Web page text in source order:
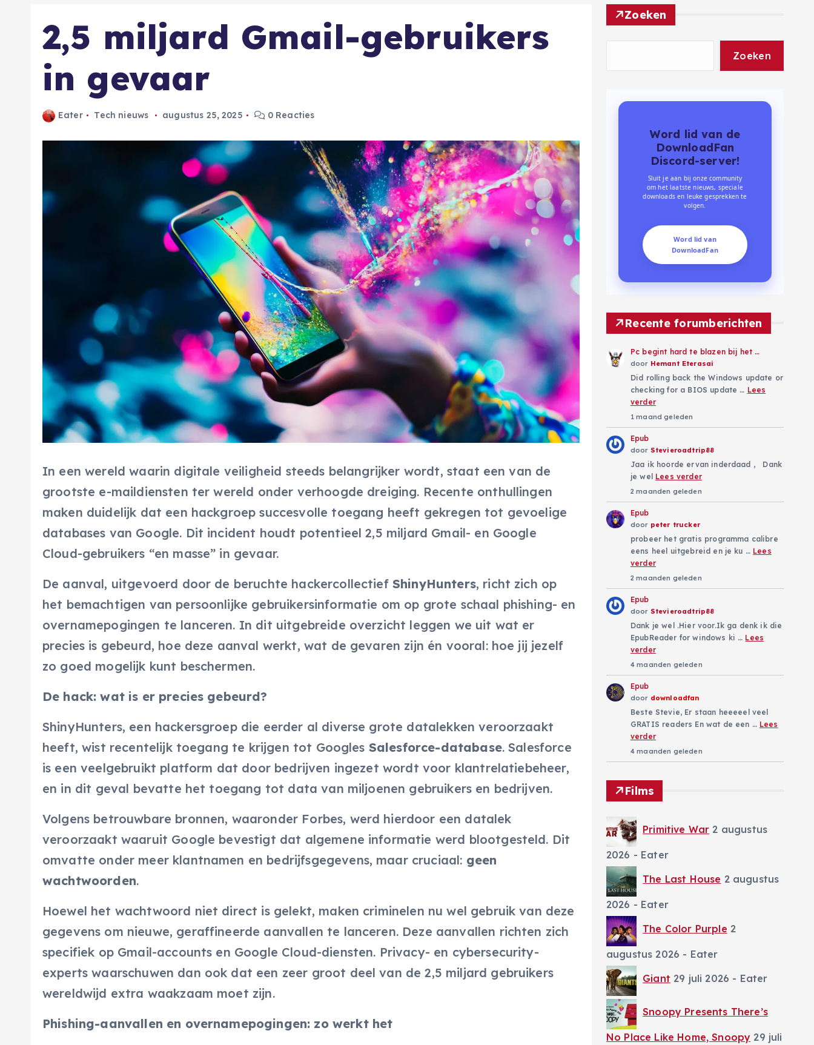
2,5 miljard Gmail-gebruikers
in gevaar
Eater Tech nieuws augustus 25, 2025 0 Reacties
In een wereld waarin digitale veiligheid steeds belangrijker wordt, staat een van de
grootste e-maildiensten ter wereld onder verhoogde dreiging. Recente onthullingen
maken duidelijk dat een hackgroep succesvolle toegang heeft gekregen tot gevoelige
databases van Google. Dit incident houdt potentieel 2,5 miljard Gmail- en Google
Cloud-gebruikers “en masse” in gevaar.
De aanval, uitgevoerd door de beruchte hackercollectief ShinyHunters, richt zich op
het bemachtigen van persoonlijke gebruikersinformatie om op grote schaal phishing- en
overnamepogingen te lanceren. In dit uitgebreide overzicht leggen we uit wat er
precies is gebeurd, hoe deze aanval werkt, wat de gevaren zijn én vooral: hoe jij jezelf
zo goed mogelijk kunt beschermen.
De hack: wat is er precies gebeurd?
ShinyHunters, een hackersgroep die eerder al diverse grote datalekken veroorzaakt
heeft, wist recentelijk toegang te krijgen tot Googles Salesforce-database. Salesforce
is een veelgebruikt platform dat door bedrijven ingezet wordt voor klantrelatiebeheer,
en in dit geval bevatte het toegang tot data van miljoenen gebruikers en bedrijven.
Volgens betrouwbare bronnen, waaronder Forbes, werd hierdoor een datalek
veroorzaakt waaruit Google bevestigt dat algemene informatie werd blootgesteld. Dit
omvatte onder meer klantnamen en bedrijfsgegevens, maar cruciaal: geen
wachtwoorden.
Hoewel het wachtwoord niet direct is gelekt, maken criminelen nu wel gebruik van deze
gegevens om nieuwe, geraffineerde aanvallen te lanceren. Deze aanvallen richten zich
specifiek op Gmail-accounts en Google Cloud-diensten. Privacy- en cybersecurity-
experts waarschuwen dan ook dat een zeer groot deel van de 2,5 miljard gebruikers
wereldwijd extra waakzaam moet zijn.
Phishing-aanvallen en overnamepogingen: zo werkt het
Zoeken
Zoeken
Word lid van de
DownloadFan
Discord-server!
Sluit je aan bij onze community
om het laatste nieuws, speciale
downloads en leuke gesprekken te
volgen.
Word lid van
DownloadFan
Recente forumberichten
Pc begint hard te blazen bij het …
door Hemant Eterasai
Did rolling back the Windows update or
checking for a BIOS update … Lees
verder
1 maand geleden
Epub
door Stevieroadtrip88
Jaa ik hoorde ervan inderdaad , Dank
je wel Lees verder
2 maanden geleden
Epub
door peter trucker
probeer het gratis programma calibre
eens heel uitgebreid en je ku … Lees
verder
2 maanden geleden
Epub
door Stevieroadtrip88
Dank je wel .Hier voor.Ik ga denk ik die
EpubReader for windows ki … Lees
verder
4 maanden geleden
Epub
door downloadfan
Beste Stevie, Er staan heeeeel veel
GRATIS readers En wat de een … Lees
verder
4 maanden geleden
Films
Primitive War 2 augustus
2026 - Eater
The Last House 2 augustus
2026 - Eater
The Color Purple 2
augustus 2026 - Eater
Giant 29 juli 2026 - Eater
Snoopy Presents There’s
No Place Like Home, Snoopy 29 juli